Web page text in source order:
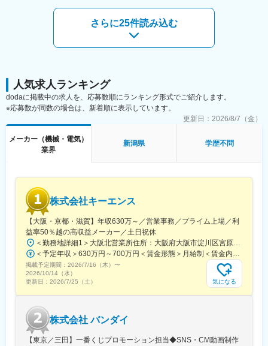
創業以来、黒字経営で、一貫して包装技術の開発を行う包装機械
の専業メーカー。1,000件以上の特許、1万社超の取引先を持つ当
社だからこそ叶う「高い技術力」と「独自ノウハウ」により、包
装機械業界でヨコ型包装機出荷台数No.1、他者に追随を許さない
足を背景に自動化ニーズが高まっており、過去最高利益を達成、
2025年も増収見込みです。
お客様に対して技術的な説明や提案を行い、既存のユーザーとの
関係を深めることが主な業務となります。まずは既存顧客のフォ
ローが中心です。
■入社後の流れ：
るため半年ほどは知識習得・営業同行などをメインで行います。
■業務について：
・配送業務の補助
・既存顧客のフォローアップ
・新規案件の発掘と提案
基本的には市内を中心となりますが、営業車で片道2時間以内の範
囲での営業となります。日帰りが基本であり、宿泊を伴うような
移動はありません。
■組織構成：
当社は全体で9名の社員が在籍しており、新潟市と長岡市にそれぞ
れ2名ずつのスタッフが配置されています。社員の平均年齢は50
代が中心となります。親会社との研修・連携も多く、2～30代の
若手社員と一緒に学べる環境が整っています。
■トピックス：
しており、1つの案件に集中して取り組むことが求められます。新
規営業はほとんどなく、既存顧客の掘り起こしがメインです。
ノルマについて、現在は数字的なウェイトが大きいですが、担当
するお客様や本人の状況に合わせて目標を設定するのでご安心く
さらに25件読み込む
人気求人ランキング
dodaに掲載中の求人を、応募数順にランキング形式でご紹介します。
※応募数が同数の場合は、新着順に表示しています。
更新日： 2026/8/7（金）
メーカー（機械・電気）
業界
新潟県 学歴不問
株式会社キーエンス
【大阪・京都・滋賀】年収630万～／営業事務／プライム上場／利
益率50％越の高収益メーカー／土日祝休
＜勤務地詳細1＞大阪北営業所住所：大阪府大阪市淀川区宮原3-5-36 新大阪トラストタワー勤務地最寄駅：新大阪駅受動喫煙対策：敷地内喫煙可能場所あり＜勤務地詳細2＞京都営業所住所：京都府京都市下京区四条通室町東入函谷鉾町101 アーバンネット四条烏丸ビル受動喫煙対策：屋内全面禁煙＜勤務地詳細3＞滋賀営業所住所：滋賀県大津市中央2-2-6 受動喫煙対策：屋内全面禁煙変更の範囲：会社の定める事業所
＜予定年収＞630万円～700万円＜賃金形態＞月給制＜賃金内訳＞月額（基本給）：279,000円～281,000円＜月給＞279,000円～281,000円＜昇給有無＞有＜残業手当＞有＜給与補足＞上記は入社初年度の想定年収です。※月給の金額とは別で、残業代、業績賞与支給有り※賞与：年4回、昇給：年1～2回※経験・能力等を考慮の上、同社規定により待遇を決定します※年収は会社業績によって変動することがあります賃金はあくまでも目安の金額であり、選考を通じて上下する可能性があります。月給(月額)は固定手当を含めた表記です。
掲載予定期間： 2026/7/16（木） 〜
2026/10/14（水）
更新日： 2026/7/25（土） 気になる
株式会社 バンダイ
【東京／三田】一番くじプロモーション担当◆SNS・CM動画制作